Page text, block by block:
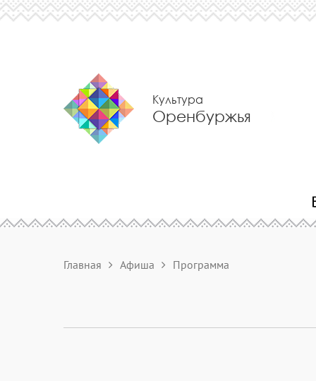
Культура
Оренбуржья
Главная Афиша Программа